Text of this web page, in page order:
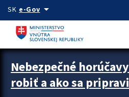
Preskocit na hlavný obsah
SK e-Govarrow_drop_down
Zastavit automatický posun upútavok
Nebezpečné
robiť a ako sa